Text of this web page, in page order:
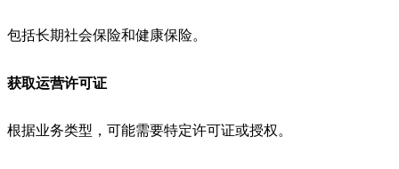
包括长期社会保险和健康保险。
获取运营许可证
根据业务类型，可能需要特定许可证或授权。